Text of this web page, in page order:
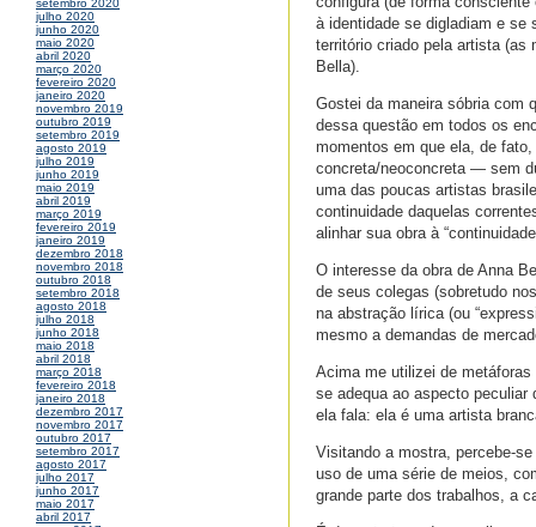
setembro 2020
julho 2020
junho 2020
maio 2020
abril 2020
março 2020
fevereiro 2020
janeiro 2020
novembro 2019
outubro 2019
setembro 2019
agosto 2019
julho 2019
junho 2019
maio 2019
abril 2019
março 2019
fevereiro 2019
janeiro 2019
dezembro 2018
novembro 2018
outubro 2018
setembro 2018
agosto 2018
julho 2018
junho 2018
maio 2018
abril 2018
março 2018
fevereiro 2018
janeiro 2018
dezembro 2017
novembro 2017
outubro 2017
setembro 2017
agosto 2017
julho 2017
junho 2017
maio 2017
abril 2017
à identidade se digladiam e se
território criado pela artista (as
Bella).
Gostei da maneira sóbria com
dessa questão em todos os
momentos em que ela, de
concreta/neoconcreta — sem
uma das poucas artistas
continuidade daquelas
alinhar sua obra à
O interesse da obra de Anna
de seus colegas (sobretudo
na abstração lírica (ou
mesmo a demandas de
Acima me utilizei de metáforas
se adequa ao aspecto peculiar
ela fala: ela é uma artista
Visitando a mostra, percebe-
uso de uma série de meios,
grande parte dos trabalhos, a